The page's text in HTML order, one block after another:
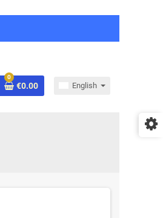
0
€0.00 English